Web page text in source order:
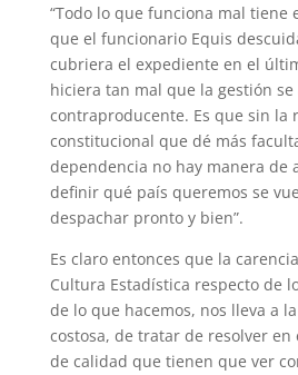
“Todo lo que funciona mal tiene
que el funcionario Equis
cubriera el expediente en el
hiciera tan mal que la gestión
contraproducente. Es que sin la
constitucional que dé más
dependencia no hay manera de
definir qué país queremos se
despachar pronto y bien”.
Es claro entonces que la
Cultura Estadística respecto de
de lo que hacemos, nos lleva a
costosa, de tratar de resolver
de calidad que tienen que ver